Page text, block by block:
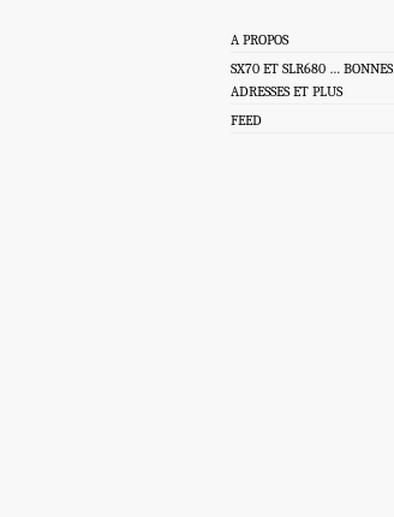
A PROPOS
SX70 ET SLR680 … BONNES
ADRESSES ET PLUS
FEED